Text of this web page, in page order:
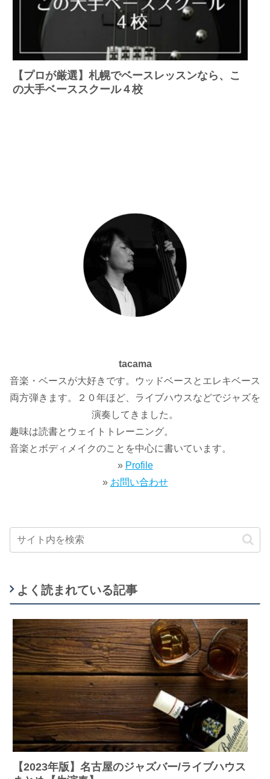
【プロが厳選】札幌でベースレッスンなら、こ
の大手ベーススクール４校
tacama
音楽・ベースが大好きです。ウッドベースとエレキベース
両方弾きます。２０年ほど、ライブハウスなどでジャズを
演奏してきました。
趣味は読書とウェイトトレーニング。
音楽とボディメイクのことを中心に書いています。
» Profile
» お問い合わせ
よく読まれている記事
【2023年版】名古屋のジャズバー/ライブハウス